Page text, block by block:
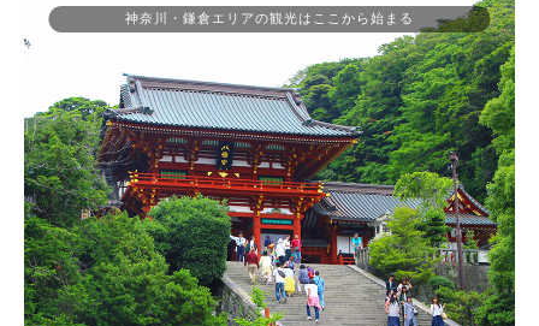
神奈川・鎌倉エリアの観光はここから始まる